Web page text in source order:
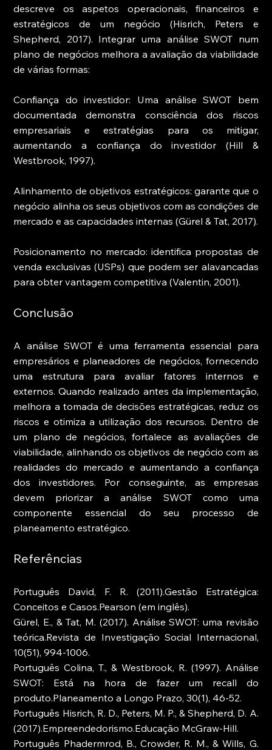
descreve os aspetos operacionais, financeiros e
estratégicos de um negócio (Hisrich, Peters e
Shepherd, 2017). Integrar uma análise SWOT num
plano de negócios melhora a avaliação da viabilidade
de várias formas:
Confiança do investidor: Uma análise SWOT bem
documentada demonstra consciência dos riscos
empresariais e estratégias para os mitigar,
aumentando a confiança do investidor (Hill &
Westbrook, 1997).
Alinhamento de objetivos estratégicos: garante que o
negócio alinha os seus objetivos com as condições de
mercado e as capacidades internas (Gürel & Tat, 2017).
Posicionamento no mercado: identifica propostas de
venda exclusivas (USPs) que podem ser alavancadas
para obter vantagem competitiva (Valentin, 2001).
Conclusão
A análise SWOT é uma ferramenta essencial para
empresários e planeadores de negócios, fornecendo
uma estrutura para avaliar fatores internos e
externos. Quando realizado antes da implementação,
melhora a tomada de decisões estratégicas, reduz os
riscos e otimiza a utilização dos recursos. Dentro de
um plano de negócios, fortalece as avaliações de
viabilidade, alinhando os objetivos de negócio com as
realidades do mercado e aumentando a confiança
dos investidores. Por conseguinte, as empresas
devem priorizar a análise SWOT como uma
componente essencial do seu processo de
planeamento estratégico.
Referências
Português David, F. R. (2011).Gestão Estratégica:
Conceitos e Casos.Pearson (em inglês).
Gürel, E., & Tat, M. (2017). Análise SWOT: uma revisão
teórica.Revista de Investigação Social Internacional,
10(51), 994-1006.
Português Colina, T., & Westbrook, R. (1997). Análise
SWOT: Está na hora de fazer um recall do
produto.Planeamento a Longo Prazo, 30(1), 46-52.
Português Hisrich, R. D., Peters, M. P., & Shepherd, D. A.
(2017).Empreendedorismo.Educação McGraw-Hill.
Português Phadermrod, B., Crowder, R. M., & Wills, G.